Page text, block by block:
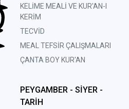
KELİME MEALİ VE KUR'AN-I
KERİM
TECVİD
MEAL TEFSİR ÇALIŞMALARI
ÇANTA BOY KUR'AN
PEYGAMBER - SİYER -
TARİH